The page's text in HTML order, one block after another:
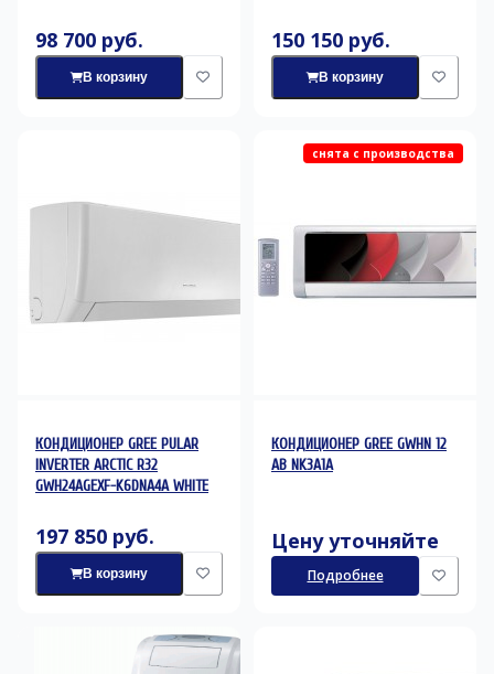
98 700 руб.
В корзину
150 150 руб.
В корзину
КОНДИЦИОНЕР GREE PULAR
INVERTER ARCTIC R32
GWH24AGEXF-K6DNA4A WHITE
197 850 руб.
В корзину
снята с производства
КОНДИЦИОНЕР GREE GWHN 12
AB NK3A1A
Цену уточняйте
Подробнее